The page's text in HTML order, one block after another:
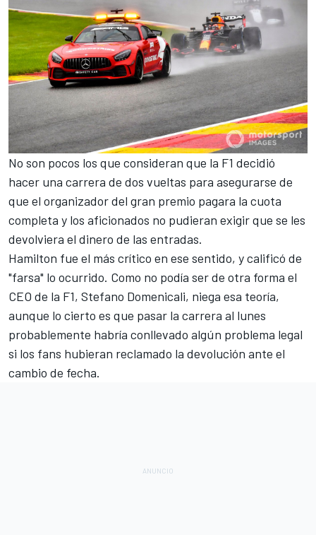
No son pocos los que consideran que la F1 decidió
hacer una carrera de dos vueltas para asegurarse de
que el organizador del gran premio pagara la cuota
completa y los aficionados no pudieran exigir que se les
devolviera el dinero de las entradas.
Hamilton fue el más crítico en ese sentido, y calificó de
"farsa" lo ocurrido. Como no podía ser de otra forma el
CEO de la F1, Stefano Domenicali, niega esa teoría,
aunque lo cierto es que pasar la carrera al lunes
probablemente habría conllevado algún problema legal
si los fans hubieran reclamado la devolución ante el
cambio de fecha.